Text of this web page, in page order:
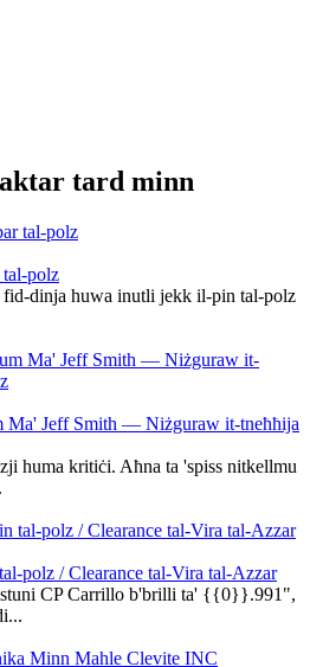
tard minn
tal-polz
dinja huwa inutli jekk il-pin tal-polz
Ma' Jeff Smith — Niżguraw it-tneħħija
huma kritiċi. Aħna ta 'spiss nitkellmu
polz / Clearance tal-Vira tal-Azzar
CP Carrillo b'brilli ta' {{0}}.991",